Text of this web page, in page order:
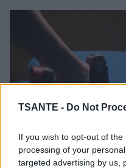
TSANTE - Do Not
If you wish to opt-out of
processing of your
targeted advertising by us,